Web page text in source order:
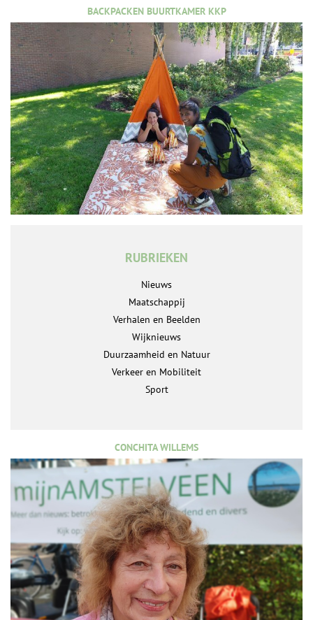
BACKPACKEN BUURTKAMER KKP
RUBRIEKEN
Nieuws
Maatschappij
Verhalen en Beelden
Wijknieuws
Duurzaamheid en Natuur
Verkeer en Mobiliteit
Sport
CONCHITA WILLEMS